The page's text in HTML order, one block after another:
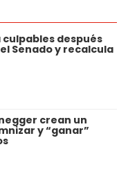
culpables después
Senado y recalcula
crean un
y “ganar”